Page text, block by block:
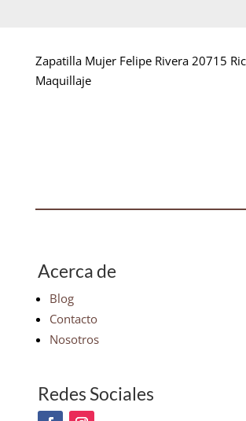
Zapatilla Mujer Felipe Rivera 20715
Maquillaje
Acerca de
Blog
Contacto
Nosotros
Redes Sociales